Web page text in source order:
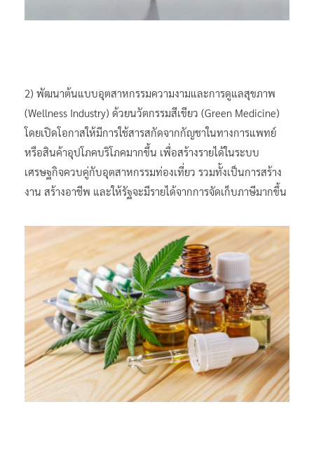
2) พัฒนาต้นแบบอุตสาหกรรมความงามและการดูแลสุขภาพ
(Wellness Industry) ด้วยนวัตกรรมสีเขียว (Green Medicine)
โดยเปิดโอกาสให้มีการใช้สารสกัดจากกัญชาในทางการแพทย์
หรือสินค้าอุปโภคบริโภคมากขึ้น เพื่อสร้างรายได้ในระบบ
เศรษฐกิจควบคู่กับอุตสาหกรรมท่องเที่ยว รวมทั้งเป็นการสร้าง
งาน สร้างอาชีพ และให้รัฐจะมีรายได้จากการจัดเก็บภาษีมากขึ้น